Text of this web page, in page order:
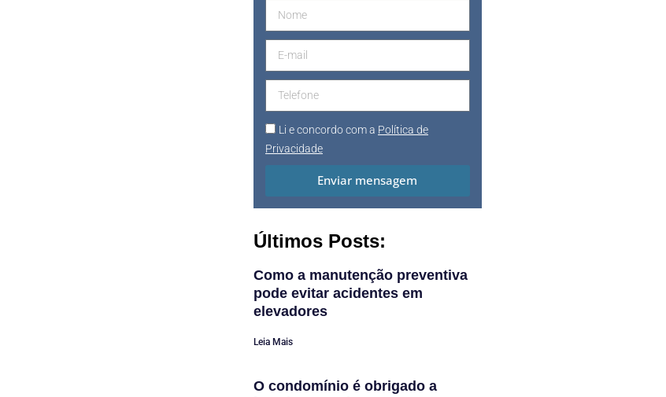
Li e concordo com a Política de
Privacidade
Enviar mensagem
Últimos Posts:
Como a manutenção preventiva
pode evitar acidentes em
elevadores
Leia Mais
O condomínio é obrigado a